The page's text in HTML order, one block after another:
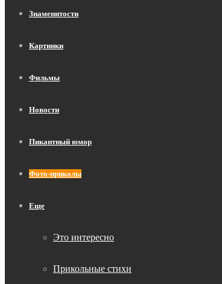
Знаменитости
Картинки
Фильмы
Новости
Пикантный юмор
Фото-приколы
Еще
Это интересно
Прикольные стихи